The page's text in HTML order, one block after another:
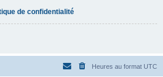
de confidentialité
Heures au format UTC